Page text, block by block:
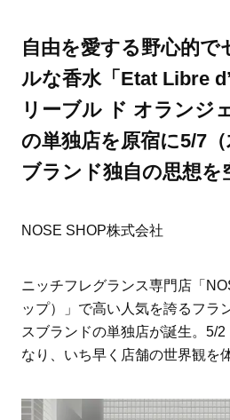
ス学」
自由を愛する野心的で
ルな香水「Etat Libre
リーブル ド オランジ
の単独店を原宿に5/7（
ブランド独自の思想を
NOSE SHOP株式会社
ニッチフレグランス専門店「
ップ）」で高い人気を誇るフラ
スブランドの単独店が誕生。5/
なり、いち早く店舗の世界観を